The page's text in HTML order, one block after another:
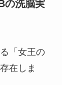
の洗脳実
「女王の
在しま